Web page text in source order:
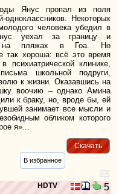
Янус пропал из поля
одноклассников. Некоторых
человека убедил в
уехал за границу и
на пляжах в Гоа. Но
так хороша: всё это время
психиатрической клинике,
школьной подруги,
к жизни. Оказавшись на
воочию – однако Амина
к браку, но, вроде бы, ей
занимает все мысли и
обликом которого
я»...
Скачать
В избранное
HDTV 5